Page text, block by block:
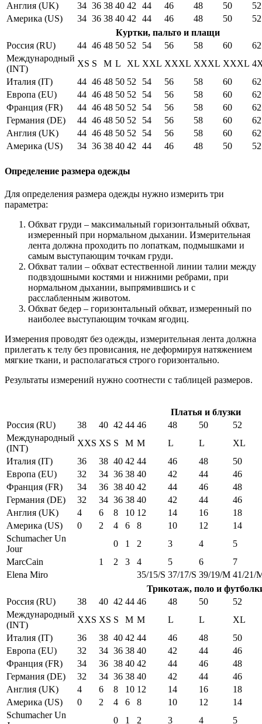
Англия (UK)
34 36 38 40 42 44 46 48 50
52
Америка (US)
34 36 38 40 42 44 46 48 50
52
Куртки, пальто и плащи
Россия (RU)
44 46 48 50 52 54 56 58 60
62
Международный
(INT)
XS S M L XL XXL XXXL XXXL XXXL
Италия (IT)
44 46 48 50 52 54 56 58 60
62
Европа (EU)
44 46 48 50 52 54 56 58 60
62
Франция (FR)
44 46 48 50 52 54 56 58 60
62
Германия (DE)
44 46 48 50 52 54 56 58 60
62
Англия (UK)
44 46 48 50 52 54 56 58 60
62
Америка (US)
34 36 38 40 42 44 46 48 50 52
Определение размера одежды
Для определения размера одежды нужно измерить три
параметра:
Обхват груди – максимальный горизонтальный обхват,
измеренный при нормальном дыхании. Измерительная
лента должна проходить по лопаткам, подмышками и
самым выступающим точкам груди.
Обхват талии – обхват естественной линии талии между
подвздошными костями и нижними ребрами, при
нормальном дыхании, выпрямившись и с
расслабленным животом.
Обхват бедер – горизонтальный обхват, измеренный по
наиболее выступающим точкам ягодиц.
Измерения проводят без одежды, измерительная лента должна
прилегать к телу без провисания, не деформируя натяжением
мягкие ткани, и располагаться строго горизонтально.
Результаты измерений нужно соотнести с таблицей размеров.
Платья и блузки
Россия (RU)
38 40 42 44 46 48 50
52
Международный
(INT)
XXS XS S M M L L
XL
Италия (IT)
36 38 40 42 44 46 48
50
Европа (EU)
32 34 36 38 40 42 44
46
Франция (FR)
34 36 38 40 42 44 46
48
Германия (DE)
32 34 36 38 40 42 44
46
Англия (UK)
4 6 8 10 12 14 16
18
Америка (US)
0 2 4 6 8 10 12
14
Schumacher Un
Jour
0 1 2 3 4
5
MarcCain
1 2 3 4 5 6
7
Elena Miro
35/15/S 37/17/S 39/19/M 41/21/
Трикотаж, поло и
Россия (RU)
38 40 42 44 46 48 50
52
Международный
(INT)
XXS XS S M M L L
XL
Италия (IT)
36 38 40 42 44 46 48
50
Европа (EU)
32 34 36 38 40 42 44
46
Франция (FR)
34 36 38 40 42 44 46
48
Германия (DE)
32 34 36 38 40 42 44
46
Англия (UK)
4 6 8 10 12 14 16
18
Америка (US)
0 2 4 6 8 10 12
14
Schumacher Un
0 1 2 3 4 5